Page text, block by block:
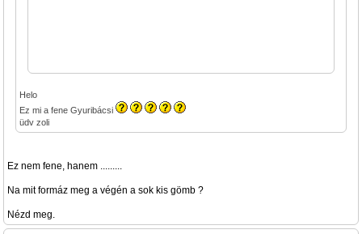
Helo
Ez mi a fene Gyuribácsi
üdv zoli
Ez nem fene, hanem .........
Na mit formáz meg a végén a sok kis gömb ?
Nézd meg.